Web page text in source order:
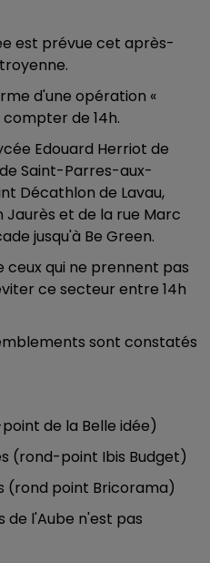
est prévue cet après-
d'une opération «
de 14h.
Edouard Herriot de
Saint-Parres-aux-
Décathlon de Lavau,
et de la rue Marc
jusqu'à Be Green.
ceux qui ne prennent pas
ce secteur entre 14h
sont constatés
de la Belle idée)
(rond-point Ibis Budget)
point Bricorama)
de l'Aube n'est pas